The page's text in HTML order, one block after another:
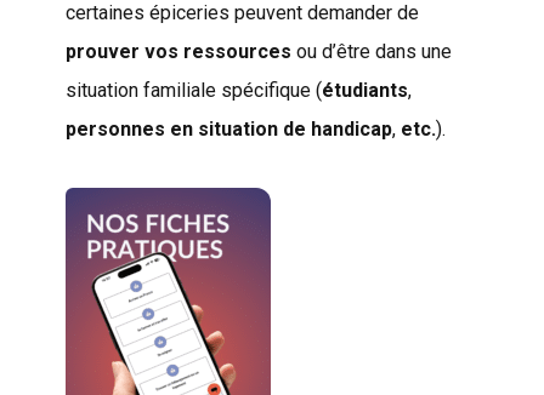
certaines épiceries peuvent demander de
prouver vos ressources ou d’être dans une
situation familiale spécifique (étudiants,
personnes en situation de handicap, etc.).